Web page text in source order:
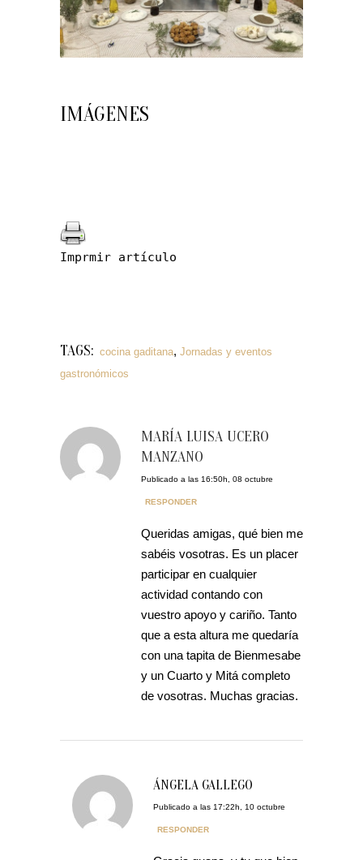
IMÁGENES
Imprmir artículo
TAGS: cocina gaditana, Jornadas y eventos
gastronómicos
MARÍA LUISA UCERO
MANZANO
Publicado a las 16:50h, 08 octubre
RESPONDER
Queridas amigas, qué bien me
sabéis vosotras. Es un placer
participar en cualquier
actividad contando con
vuestro apoyo y cariño. Tanto
que a esta altura me quedaría
con una tapita de Bienmesabe
y un Cuarto y Mitá completo
de vosotras. Muchas gracias.
ÁNGELA GALLEGO
Publicado a las 17:22h, 10 octubre
RESPONDER